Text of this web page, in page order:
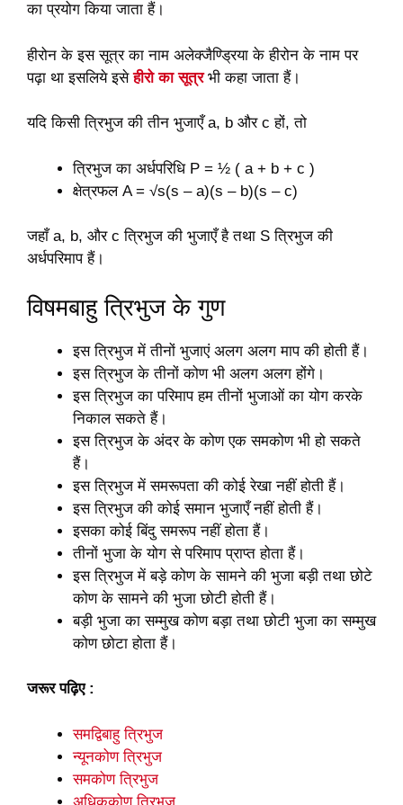
का प्रयोग किया जाता हैं।
हीरोन के इस सूत्र का नाम अलेक्जैण्ड्रिया के हीरोन के नाम पर
पढ़ा था इसलिये इसेहीरो का सूत्रभी कहा जाता हैं।
यदि किसी त्रिभुज की तीन भुजाएँ a, b और c हों, तो
त्रिभुज का अर्धपरिधि P = ½ ( a + b + c )
क्षेत्रफल A = √s(s – a)(s – b)(s – c)
जहाँ a, b, और c त्रिभुज की भुजाएँ है तथा S त्रिभुज की
अर्धपरिमाप हैं।
विषमबाहु त्रिभुज के गुण
इस त्रिभुज में तीनों भुजाएं अलग अलग माप की होती हैं।
इस त्रिभुज के तीनों कोण भी अलग अलग होंगे।
इस त्रिभुज का परिमाप हम तीनों भुजाओं का योग करके
निकाल सकते हैं।
इस त्रिभुज के अंदर के कोण एक समकोण भी हो सकते
हैं।
इस त्रिभुज में समरूपता की कोई रेखा नहीं होती हैं।
इस त्रिभुज की कोई समान भुजाएँ नहीं होती हैं।
इसका कोई बिंदु समरूप नहीं होता हैं।
तीनों भुजा के योग से परिमाप प्राप्त होता हैं।
इस त्रिभुज में बड़े कोण के सामने की भुजा बड़ी तथा छोटे
कोण के सामने की भुजा छोटी होती हैं।
बड़ी भुजा का सम्मुख कोण बड़ा तथा छोटी भुजा का सम्मुख
कोण छोटा होता हैं।
जरूर पढ़िए :
समद्विबाहु त्रिभुज
न्यूनकोण त्रिभुज
समकोण त्रिभुज
अधिककोण त्रिभुज